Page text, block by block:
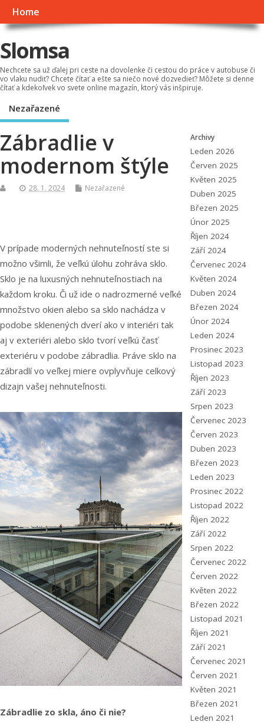
Home
Slomsa
Nechcete sa už ďalej pri ceste na dovolenke či cestou do práce v autobuse či
vo vlaku nudiť? Chcete čítať a ešte sa niečo nové dozvedieť? Môžete si denne
čítať a kdekoľvek vo svete online magazín, ktorý vás inšpiruje.
Nezařazené
Zábradlie v
modernom štýle
28. 1. 2024 Nezařazené
V prípade moderných nehnuteľnostíste si
možno všimli, že veľkú úlohu zohráva sklo.
Sklo je na luxusných nehnuteľnostiach na
každom kroku. Či už ide o nadrozmerné veľké
množstvo okien alebo sa sklo nachádza v
podobe sklenených dverí ako v interiéri tak
aj v exteriéri alebo sklo tvorí veľkú časť
exteriéru v podobe zábradlia. Práve sklo na
zábradlívo veľkej miere ovplyvňuje celkový
dizajn vašej nehnuteľnosti.
Zábradlie zo skla, áno či nie?
Archivy
Leden 2026
Červen 2025
Květen 2025
Duben 2025
Březen 2025
Únor 2025
Říjen 2024
Září 2024
Červenec 2024
Květen 2024
Duben 2024
Březen 2024
Únor 2024
Leden 2024
Prosinec 2023
Listopad 2023
Říjen 2023
Září 2023
Srpen 2023
Červenec 2023
Červen 2023
Duben 2023
Březen 2023
Leden 2023
Prosinec 2022
Listopad 2022
Říjen 2022
Září 2022
Srpen 2022
Červenec 2022
Červen 2022
Květen 2022
Březen 2022
Listopad 2021
Říjen 2021
Září 2021
Červenec 2021
Červen 2021
Květen 2021
Březen 2021
Leden 2021